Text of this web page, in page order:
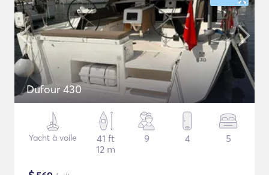
Dufour 430
Yacht à voile
41 ft
12 m
9 4 5